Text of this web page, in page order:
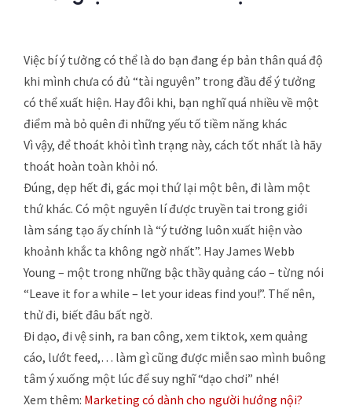
Việc bí ý tưởng có thể là do bạn đang ép bản thân quá độ
khi mình chưa có đủ “tài nguyên” trong đầu để ý tưởng
có thể xuất hiện. Hay đôi khi, bạn nghĩ quá nhiều về một
điểm mà bỏ quên đi những yếu tố tiềm năng khác
Vì vậy, để thoát khỏi tình trạng này, cách tốt nhất là hãy
thoát hoàn toàn khỏi nó.
Đúng, dẹp hết đi, gác mọi thứ lại một bên, đi làm một
thứ khác. Có một nguyên lí được truyền tai trong giới
làm sáng tạo ấy chính là “ý tưởng luôn xuất hiện vào
khoảnh khắc ta không ngờ nhất”. Hay James Webb
Young – một trong những bậc thầy quảng cáo – từng nói
“Leave it for a while – let your ideas find you!”. Thế nên,
thử đi, biết đâu bất ngờ.
Đi dạo, đi vệ sinh, ra ban công, xem tiktok, xem quảng
cáo, lướt feed,… làm gì cũng được miễn sao mình buông
tâm ý xuống một lúc để suy nghĩ “dạo chơi” nhé!
Xem thêm: Marketing có dành cho người hướng nội?